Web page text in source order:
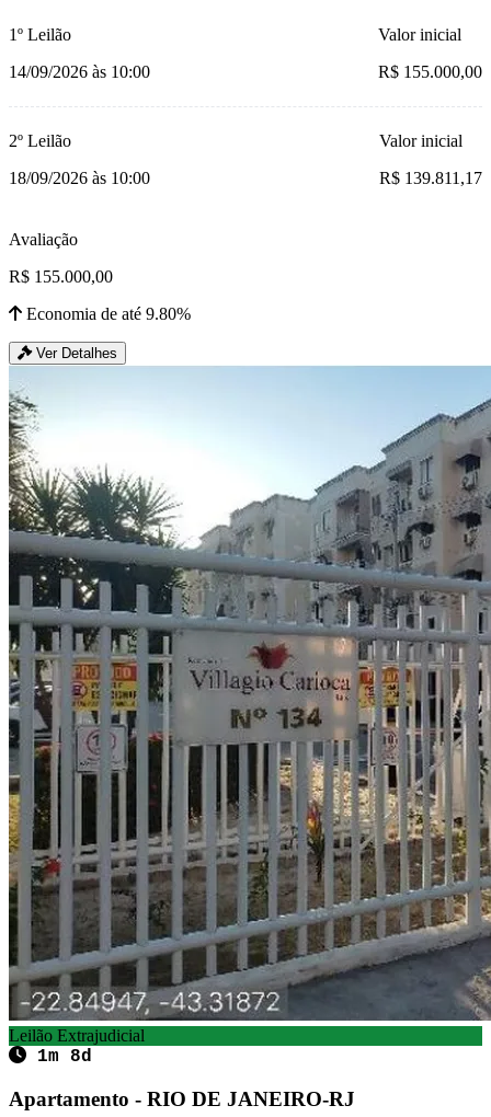
1º Leilão
14/09/2026 às 10:00
Valor inicial
R$ 155.000,00
2º Leilão
18/09/2026 às 10:00
Valor inicial
R$ 139.811,17
Avaliação
R$ 155.000,00
Economia de até 9.80%
Ver Detalhes
Leilão Extrajudicial
1m 8d
Apartamento - RIO DE JANEIRO-RJ